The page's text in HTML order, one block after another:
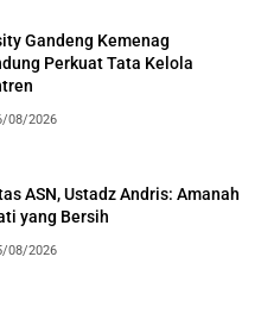
Gandeng Kemenag
Perkuat Tata Kelola
08/2026
ASN, Ustadz Andris: Amanah
yang Bersih
08/2026